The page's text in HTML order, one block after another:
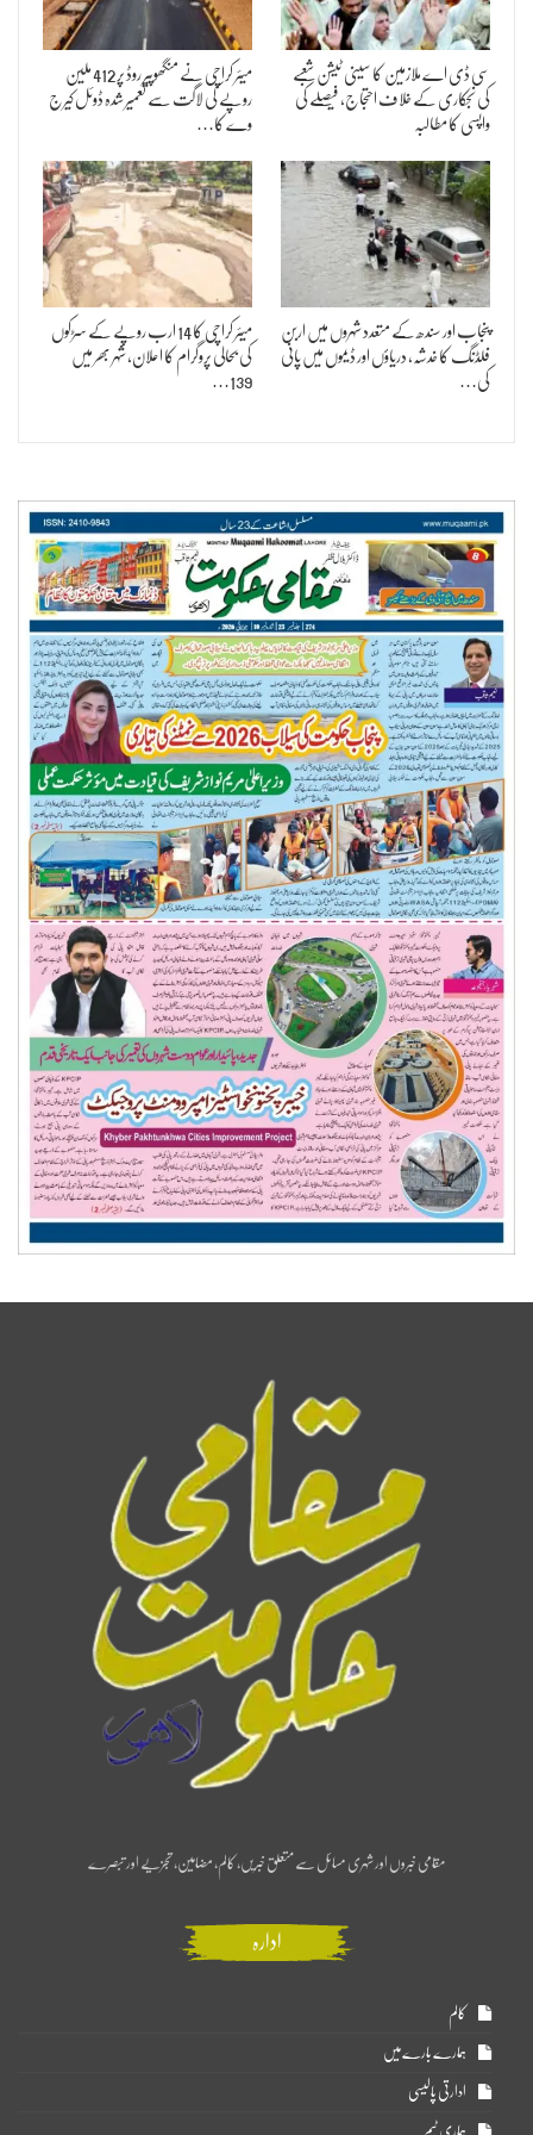
سی ڈی اے ملازمین کا سینی ٹیشن شعبے
کی نجکاری کے خلاف احتجاج، فیصلے کی
واپسی کا مطالبہ
میئر کراچی نے منگھوپیر روڈ پر 412 ملین
روپے کی لاگت سے تعمیر شدہ ڈوئل کیرج
وے کا…
پنجاب اور سندھ کے متعدد شہروں میں اربن
فلڈنگ کا خدشہ، دریاؤں اور ڈیموں میں پانی
کی…
میئر کراچی کا 14 ارب روپے کے سڑکوں
کی بحالی پروگرام کا اعلان، شہر بھر میں
139…
مقامی خبروں اور شہری مسائل سے متعلق خبریں، کالم، مضامین، تجزیے اور تبصرے
ادارہ
کالم
ہمارے بارے میں
ادارتی پالیسی
ہماری ٹیم